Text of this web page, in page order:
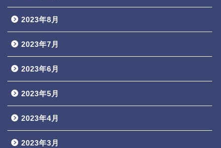
2023年8月
2023年7月
2023年6月
2023年5月
2023年4月
2023年3月